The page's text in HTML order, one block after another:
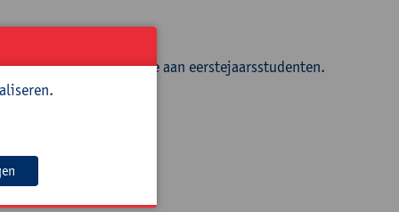
ondersteuning chemie aan eerstejaarsstudenten.